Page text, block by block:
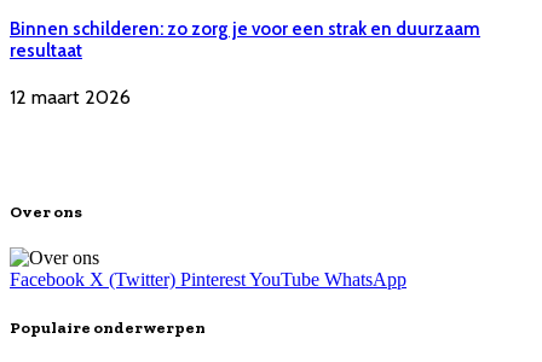
Binnen schilderen: zo zorg je voor een strak en duurzaam
resultaat
12 maart 2026
Over ons
Facebook X (Twitter) PinterestYouTube WhatsApp
Populaire onderwerpen